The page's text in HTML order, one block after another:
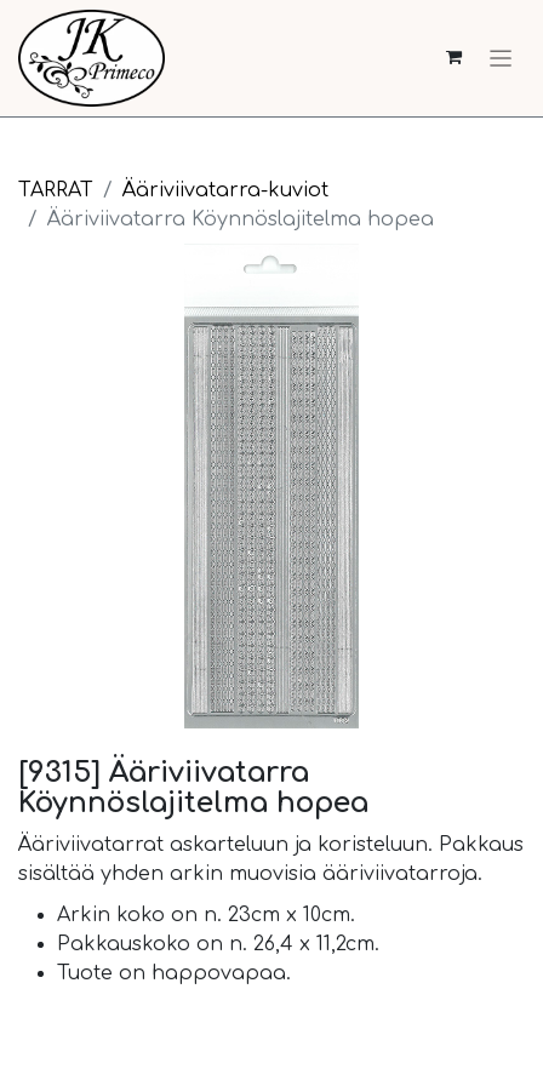
TARRAT
Ääriviivatarra-kuviot
Ääriviivatarra Köynnöslajitelma hopea
[9315] Ääriviivatarra
Köynnöslajitelma hopea
Ääriviivatarrat askarteluun ja koristeluun. Pakkaus
sisältää yhden arkin muovisia ääriviivatarroja.
Arkin koko on n. 23cm x 10cm.
Pakkauskoko on n. 26,4 x 11,2cm.
Tuote on happovapaa.